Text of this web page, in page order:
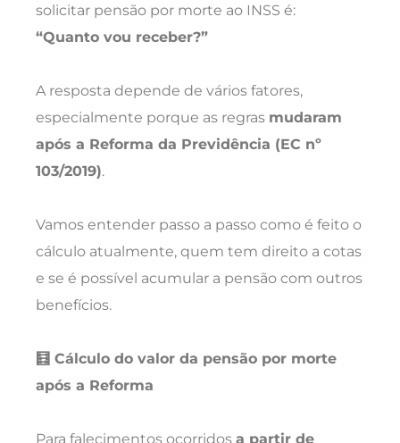
solicitar pensão por morte ao INSS é:
“Quanto vou receber?”
A resposta depende de vários fatores,
especialmente porque as regras mudaram
após a Reforma da Previdência (EC nº
103/2019).
Vamos entender passo a passo como é feito o
cálculo atualmente, quem tem direito a cotas
e se é possível acumular a pensão com outros
benefícios.
🧮 Cálculo do valor da pensão por morte
após a Reforma
Para falecimentos ocorridos a partir de